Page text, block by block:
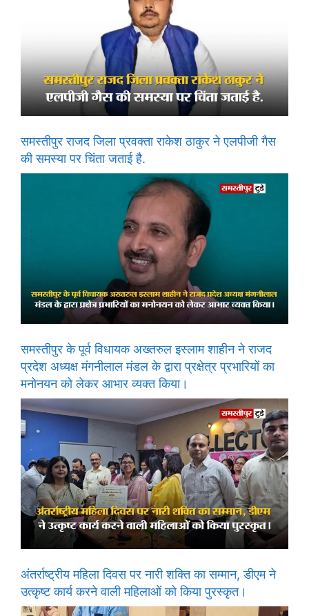
समस्तीपुर राजद जिला प्रवक्ता राकेश ठाकुर ने एलपीजी गैस
की समस्या पर चिंता जताई है.
समस्तीपुर के पूर्व विधायक अख्तरुल इस्लाम शाहीन ने राजद
प्रदेश अध्यक्ष मंगनीलाल मंडल के द्वारा प्रक्षेत्र प्रभारियों का
मनोनयन को लेकर आभार व्यक्त किया।
अंतर्राष्ट्रीय महिला दिवस पर नारी शक्ति का सम्मान, डीएम ने
उत्कृष्ट कार्य करने वाली महिलाओं को किया पुरस्कृत।